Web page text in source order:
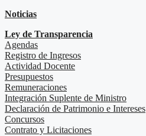
Noticias
Ley de Transparencia
Agendas
Registro de Ingresos
Actividad Docente
Presupuestos
Remuneraciones
Integración Suplente de Ministro
Declaración de Patrimonio e Intereses
Concursos
Contrato y Licitaciones